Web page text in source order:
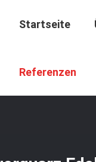
Startseite
Referenzen